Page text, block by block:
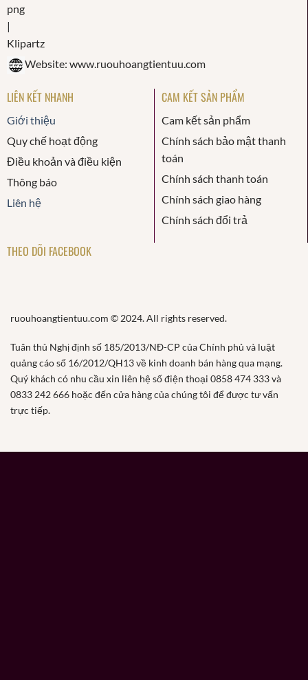
Website: www.ruouhoangtientuu.com
LIÊN KẾT NHANH
Giới thiệu
Quy chế hoạt động
Điều khoản và điều kiện
Thông báo
Liên hệ
CAM KẾT SẢN PHẨM
Cam kết sản phẩm
Chính sách bảo mật thanh
toán
Chính sách thanh toán
Chính sách giao hàng
Chính sách đổi trả
THEO DÕI FACEBOOK
ruouhoangtientuu.com © 2024. All rights reserved.
Tuân thủ Nghị định số 185/2013/NĐ-CP của Chính phủ và luật
quảng cáo số 16/2012/QH13 về kinh doanh bán hàng qua mạng.
Quý khách có nhu cầu xin liên hệ số điện thoại 0858 474 333 và
0833 242 666 hoặc đến cửa hàng của chúng tôi để được tư vấn
trực tiếp.